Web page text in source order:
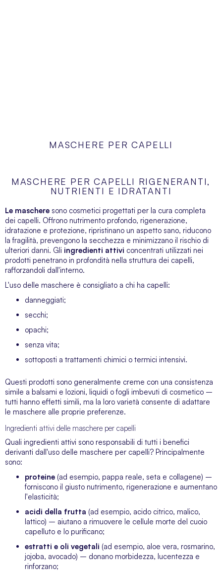
MASCHERE PER CAPELLI
MASCHERE PER CAPELLI RIGENERANTI,
NUTRIENTI E IDRATANTI
Le maschere sono cosmetici progettati per la cura completa
dei capelli. Offrono nutrimento profondo, rigenerazione,
idratazione e protezione, ripristinano un aspetto sano, riducono
la fragilità, prevengono la secchezza e minimizzano il rischio di
ulteriori danni. Gli ingredienti attivi concentrati utilizzati nei
prodotti penetrano in profondità nella struttura dei capelli,
rafforzandoli dall'interno.
L'uso delle maschere è consigliato a chi ha capelli:
danneggiati;
secchi;
opachi;
senza vita;
sottoposti a trattamenti chimici o termici intensivi.
Questi prodotti sono generalmente creme con una consistenza
simile a balsami e lozioni, liquidi o fogli imbevuti di cosmetico –
tutti hanno effetti simili, ma la loro varietà consente di adattare
le maschere alle proprie preferenze.
Ingredienti attivi delle maschere per capelli
Quali ingredienti attivi sono responsabili di tutti i benefici
derivanti dall'uso delle maschere per capelli? Principalmente
sono:
proteine (ad esempio, pappa reale, seta e collagene) –
forniscono il giusto nutrimento, rigenerazione e aumentano
l'elasticità;
acidi della frutta (ad esempio, acido citrico, malico,
lattico) – aiutano a rimuovere le cellule morte del cuoio
capelluto e lo purificano;
estratti e oli vegetali (ad esempio, aloe vera, rosmarino,
jojoba, avocado) – donano morbidezza, lucentezza e
rinforzano;